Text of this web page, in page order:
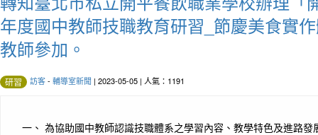
年度國中教師技職教育研習_節慶美食實
教師參加。
研習 訪客- 輔導室新聞 | 2023-05-05 | 人氣：1191
一、 為協助國中教師認識技職體系之學習內容、教學特色及進路